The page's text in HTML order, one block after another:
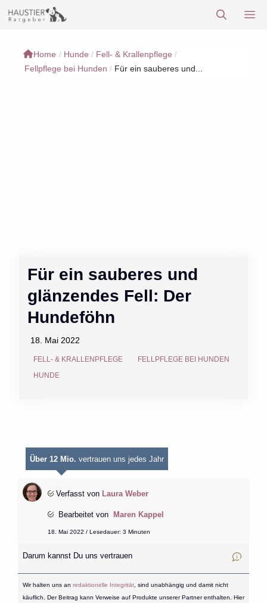
Inhalt
Home / Hunde / Fell- & Krallenpflege /
Fellpflege bei Hunden / Für ein sauberes und...
Für ein sauberes und
glänzendes Fell: Der
Hundeföhn
18. Mai 2022
FELL- & KRALLENPFLEGE
FELLPFLEGE BEI HUNDEN
HUNDE
Über 12 Mio. vertrauen uns jedes Jahr
Verfasst von Laura Weber
Bearbeitet von Maren Kappel
18. Mai 2022 / Lesedauer: 3 Minuten
Darum kannst Du uns vertrauen
Wir halten uns an redaktionelle Integrität, sind unabhängig und damit nicht
käuflich. Der Beitrag kann Verweise auf Produkte unserer Partner enthalten. Hier